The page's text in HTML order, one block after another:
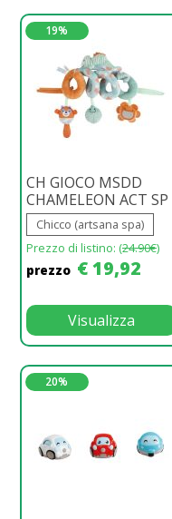
19%
CH GIOCO MSDD
CHAMELEON ACT SP
Chicco (artsana spa)
Prezzo di listino: (24.90€)
prezzo € 19,92
Visualizza
20%